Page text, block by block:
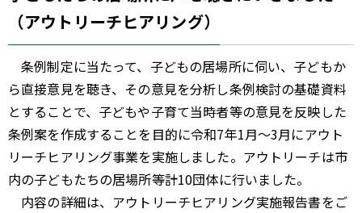
（アウトリーチヒアリング）
条例制定に当たって、子どもの居場所に伺い、子どもか
ら直接意見を聴き、その意見を分析し条例検討の基礎資料
とすることで、子どもや子育て当時者等の意見を反映した
条例案を作成することを目的に令和7年1月～3月にアウト
リーチヒアリング事業を実施しました。アウトリーチは市
内の子どもたちの居場所等計10団体に行いました。
内容の詳細は、アウトリーチヒアリング実施報告書をご